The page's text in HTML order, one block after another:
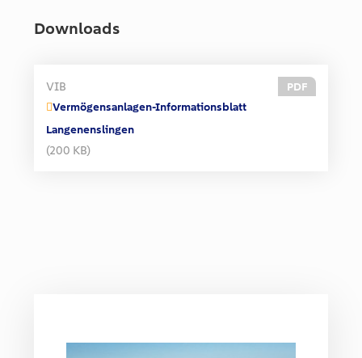
Downloads
VIB
Vermögensanlagen-Informationsblatt
Langenenslingen
(200 KB)
PDF